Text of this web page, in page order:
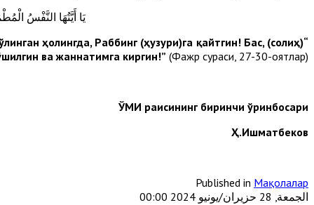
يَا أَيَّتُهَا النَّفْسُ
ҳолингда, Раббинг (ҳузури)га қайтгин! Бас, (солиҳ)
ва жаннатимга киргин!” (Фажр сураси, 27-30-оятлар).
ЎМИ раисининг биринчи ўринбосари
Ҳ.Ишматбеков
Published in Мақолалар
الجمعة, 28 حزيران/يونيو 2024 00:00